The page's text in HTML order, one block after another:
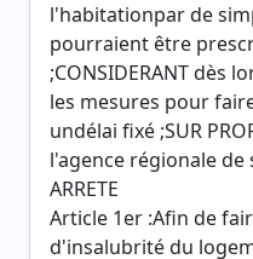
l'habitationpar de
pourraient être
;CONSIDERANT dès
les mesures pour
undélai fixé ;SUR
l'agence régionale de
ARRETE
Article 1er :Afin de
d'insalubrité du